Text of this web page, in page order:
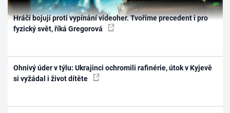
Hráči bojují proti vypínání videoher. Tvoříme precedent i pro
fyzický svět, říká Gregorová
Ohnivý úder v týlu: Ukrajinci ochromili rafinérie, útok v Kyjevě
si vyžádal i život dítěte